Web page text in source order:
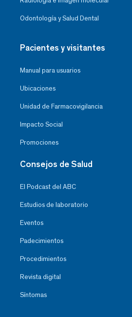
Odontología y Salud Dental
Pacientes y visitantes
Manual para usuarios
Ubicaciones
Unidad de Farmacovigilancia
Impacto Social
Promociones
Consejos de Salud
El Podcast del ABC
Estudios de laboratorio
Eventos
Padecimientos
Procedimientos
Revista digital
Síntomas